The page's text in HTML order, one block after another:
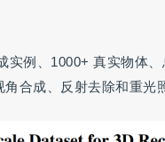
实例、1000+ 真实物体
合成、反射去除和重光